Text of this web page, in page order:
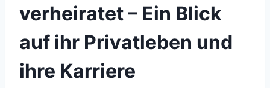
verheiratet – Ein Blick
auf ihr Privatleben und
ihre Karriere